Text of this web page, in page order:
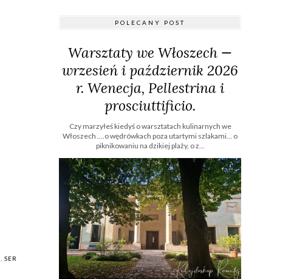
SER
POLECANY POST
Warsztaty we Włoszech —
wrzesień i październik 2026
r. Wenecja, Pellestrina i
prosciuttificio.
Czy marzyłeś kiedyś o warsztatach kulinarnych we
Włoszech ....o wędrówkach poza utartymi szlakami… o
piknikowaniu na dzikiej plaży, o z...